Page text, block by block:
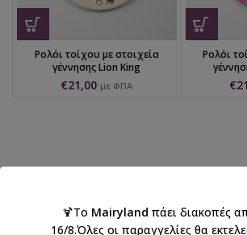
Ρολόι τοίχου με στοιχεία
γέννησης Lion King
€21,00 με ΦΠΑ
Ρολόι
€
🍹Το Mairyland πάει διακοπές
16/8.Όλες οι παραγγελίες θα